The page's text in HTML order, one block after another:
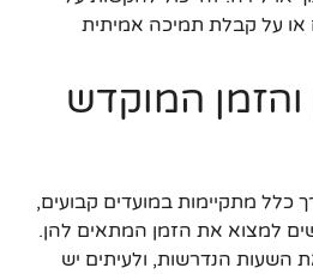
או על קבלת תמיכה אמיתית
המוקדש
כלל מתקיימות במועדים קבועים,
למצוא את הזמן המתאים להן.
השעות הנדרשות, ולעיתים יש